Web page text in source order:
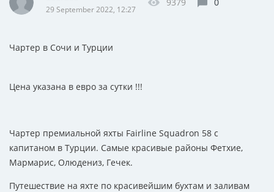
29 September 2022, 12:27
Чартер в Сочи и Турции
Цена указана в евро за сутки !!!
Чартер премиальной яхты Fairline Squadron 58 с
капитаном в Турции. Самые красивые районы Фетхие,
Мармарис, Олюдениз, Гечек.
Путешествие на яхте по красивейшим бухтам и заливам